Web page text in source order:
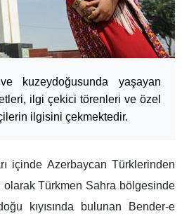
kuzeydoğusunda yaşayan
ilgi çekici törenleri ve özel
ilgisini çekmektedir.
içinde Azerbaycan Türklerinden
Türkmen Sahra bölgesinde
kıyısında bulunan Bender-e